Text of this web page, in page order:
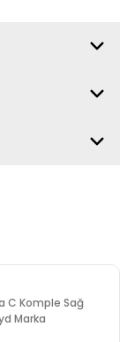
C Komple Sağ
Marka